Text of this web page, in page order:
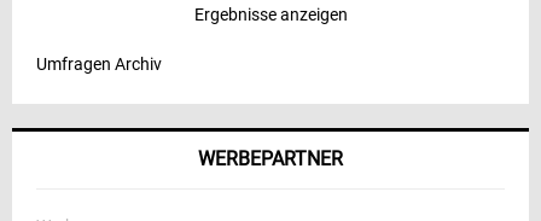
Ergebnisse anzeigen
Umfragen Archiv
WERBEPARTNER